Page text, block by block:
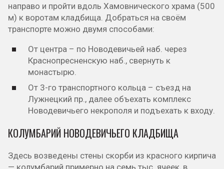
направо и пройти вдоль Хамовнического храма (500
м) к воротам кладбища. Добраться на своём
транспорте можно двумя способами:
От центра – по Новодевичьей наб. через
Краснопресненскую наб., свернуть к
монастырю.
От 3-го транспортного кольца – съезд на
Лужнецкий пр., далее объехать комплекс
Новодевичьего некрополя и подъехать к входу.
КОЛУМБАРИЙ НОВОДЕВИЧЬЕГО КЛАДБИЩА
Здесь возведены стены скорби из красного кирпича
— колумбарий примерно на семь тыс. ячеек, в